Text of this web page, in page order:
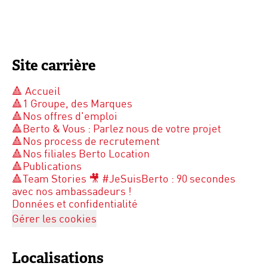
Site carrière
🔺 Accueil
🔺1 Groupe, des Marques
🔺Nos offres d'emploi
🔺Berto & Vous : Parlez nous de votre projet
🔺Nos process de recrutement
🔺Nos filiales Berto Location
🔺Publications
🔺Team Stories 🎥 #JeSuisBerto : 90 secondes
avec nos ambassadeurs !
Données et confidentialité
Gérer les cookies
Localisations